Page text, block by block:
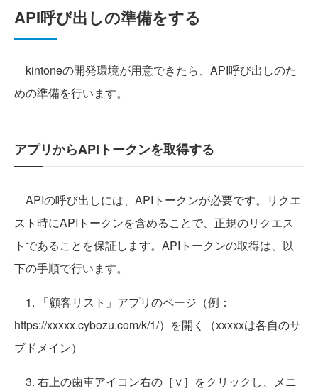
API呼び出しの準備をする
kintoneの開発環境が用意できたら、API呼び出しのた
めの準備を行います。
アプリからAPIトークンを取得する
APIの呼び出しには、APIトークンが必要です。リクエ
スト時にAPIトークンを含めることで、正規のリクエス
トであることを保証します。APIトークンの取得は、以
下の手順で行います。
1. 「顧客リスト」アプリのページ（例：
https://xxxxx.cybozu.com/k/1/）を開く（xxxxxは各自のサ
ブドメイン）
3. 右上の歯車アイコン右の［∨］をクリックし、メニ